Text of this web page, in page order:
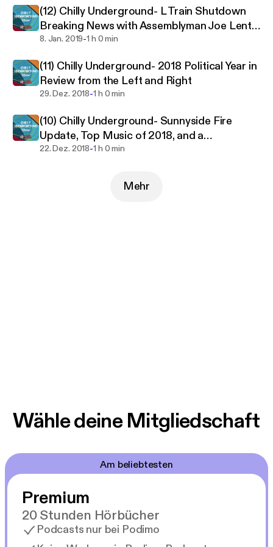
(12) Chilly Underground- L Train Shutdown
Breaking News with Assemblyman Joe Lentol
and Analysis, Felice Brothers Talk Music and
8. Jan. 2019-1 h 0 min
(11) Chilly Underground- 2018 Political Year in
Review from the Left and Right
29. Dez. 2018-1 h 0 min
(10) Chilly Underground- Sunnyside Fire
Update, Top Music of 2018, and a
Conversation on Spirituality
22. Dez. 2018-1 h 0 min
Mehr
Wähle deine Mitgliedschaft
Am beliebtesten
Premium
20 Stunden Hörbücher
Podcasts nur bei Podimo